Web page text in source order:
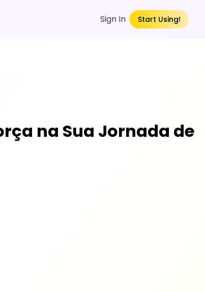
Sign In Start Using!
na Sua Jornada de